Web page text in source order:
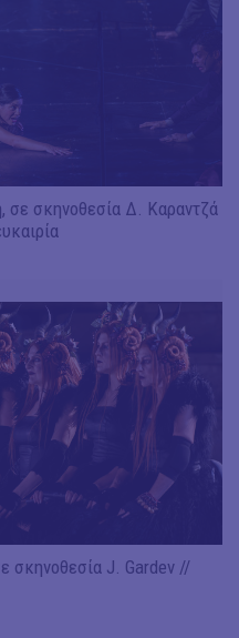
σε σκηνοθεσία Δ. Καραντζά
σκηνοθεσία J. Gardev //